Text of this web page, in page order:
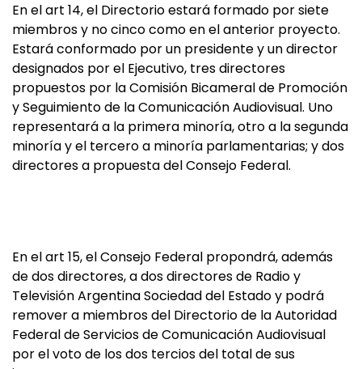
En el art 14, el Directorio estará formado por siete
miembros y no cinco como en el anterior proyecto.
Estará conformado por un presidente y un director
designados por el Ejecutivo, tres directores
propuestos por la Comisión Bicameral de Promoción
y Seguimiento de la Comunicación Audiovisual. Uno
representará a la primera minoría, otro a la segunda
minoría y el tercero a minoría parlamentarias; y dos
directores a propuesta del Consejo Federal.
En el art 15, el Consejo Federal propondrá, además
de dos directores, a dos directores de Radio y
Televisión Argentina Sociedad del Estado y podrá
remover a miembros del Directorio de la Autoridad
Federal de Servicios de Comunicación Audiovisual
por el voto de los dos tercios del total de sus